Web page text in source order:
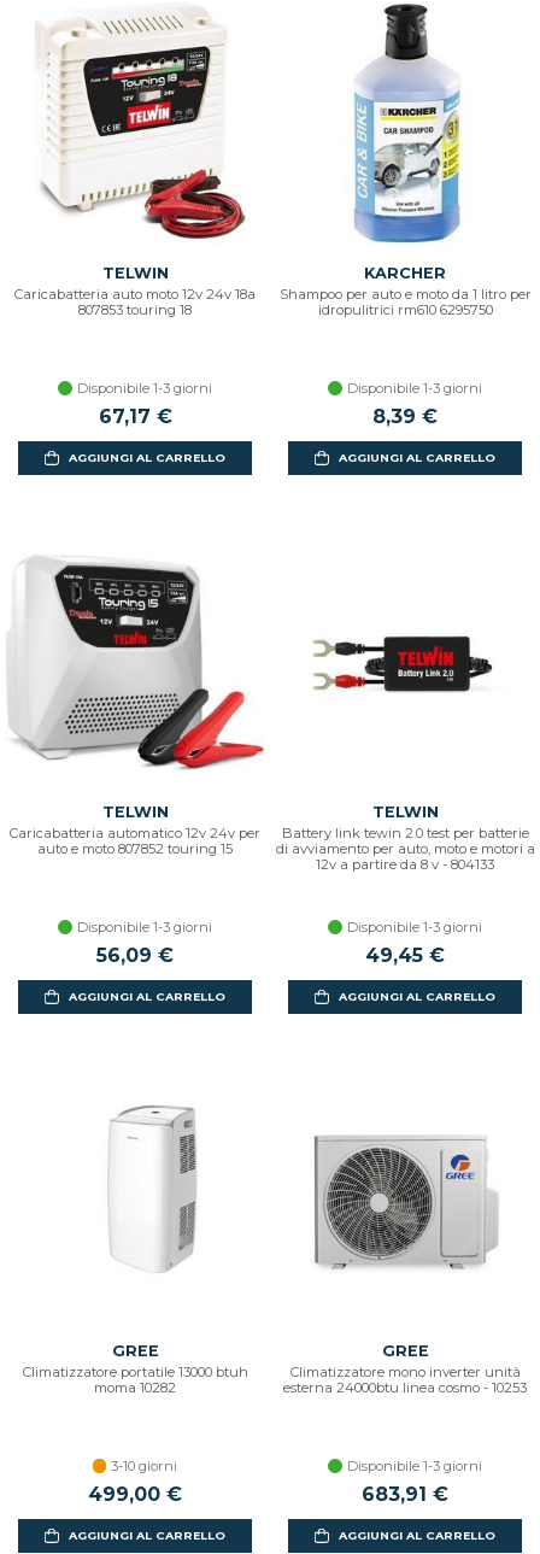
TELWIN
Caricabatteria auto moto 12v 24v 18a
807853 touring 18
Disponibile 1-3 giorni
67,17 €
AGGIUNGI AL CARRELLO
KARCHER
Shampoo per auto e moto da 1 litro per
idropulitrici rm610 6295750
Disponibile 1-3 giorni
8,39 €
AGGIUNGI AL CARRELLO
TELWIN
Caricabatteria automatico 12v 24v per
auto e moto 807852 touring 15
Disponibile 1-3 giorni
56,09 €
AGGIUNGI AL CARRELLO
TELWIN
Battery link tewin 2.0 test per batterie
di avviamento per auto, moto e motori a
12v a partire da 8 v - 804133
Disponibile 1-3 giorni
49,45 €
AGGIUNGI AL CARRELLO
GREE
Climatizzatore portatile 13000 btuh
moma 10282
3-10 giorni
499,00 €
AGGIUNGI AL CARRELLO
GREE
Climatizzatore mono inverter unità
esterna 24000btu linea cosmo - 10253
Disponibile 1-3 giorni
683,91 €
AGGIUNGI AL CARRELLO